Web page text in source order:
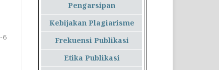
6
Pengarsipan
Kebijakan Plagiarisme
Frekuensi Publikasi
Etika Publikasi